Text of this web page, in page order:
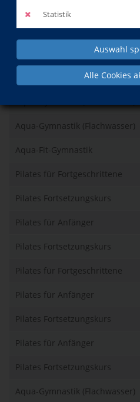
Statistik
Auswahl
Alle Cookies
Kurse der
Aqua-Gymnastik (Flachwasser)
Aqua-Fit-Gymnastik
Pilates für Fortgeschrittene
Pilates Fortsetzungskurs
Pilates für Anfänger
Pilates Fortsetzungskurs
Pilates für Fortgeschrittene
Pilates für Anfänger
Pilates Fortsetzungskurs
Pilates für Anfänger
Pilates Fortsetzungskurs
Aqua-Gymnastik (Flachwasser)